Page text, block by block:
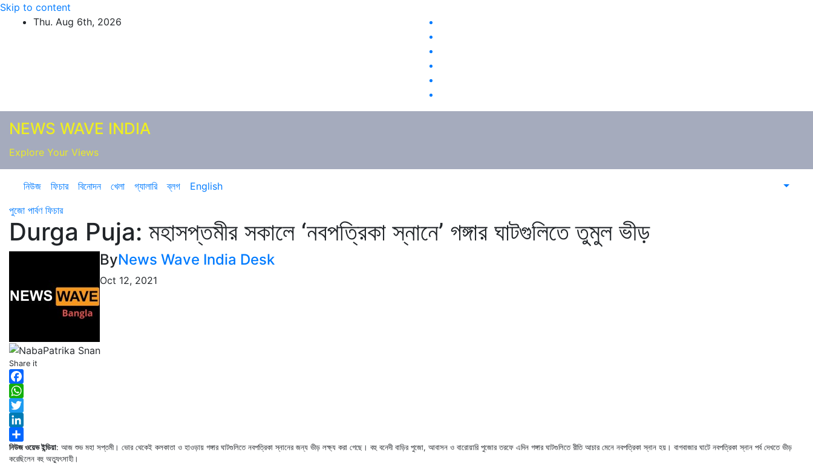
Skip to content
Thu. Aug 6th, 2026
NEWS WAVE INDIA
Explore Your Views
নিউজ ফিচার বিনোদন খেলা গ্যালারি ব্লগ
English
পুজো পার্বণ ফিচার
Durga Puja: মহাসপ্তমীর সকালে ‘নবপত্রিকা স্নানে’ গঙ্গার ঘাটগুলিতে তুমুল ভীড়
ByNews Wave India Desk
Oct 12, 2021
Share it
Facebook
WhatsApp
Twitter
LinkedIn
Share
নিউজ ওয়েভ ইন্ডিয়া: আজ শুভ মহা সপ্তমী। ভোর থেকেই কলকাতা ও হাওড়ায় গঙ্গার ঘাটগুলিতে নবপত্রিকা স্নানের জন্য ভীড় লক্ষ্য করা গেছে। বহু বনেদী বাড়ির পুজো, আবাসন ও বারোয়ারি পুজোর তরফে এদিন গঙ্গার ঘাটগুলিতে রীতি আচার মেনে নবপত্রিকা স্নান হয়। বাগবাজার ঘাটে নবপত্রিকা স্নান পর্ব দেখতে ভীড়
করেছিলেন বহু অত্যুৎসাহী।